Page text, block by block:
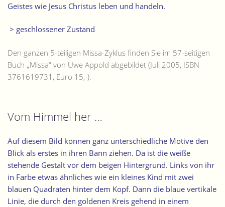
Geistes wie Jesus Christus leben und handeln.
> geschlossener Zustand
Den ganzen 5-teiligen Missa-Zyklus finden Sie im 57-seitigen
Buch „Missa“ von Uwe Appold abgebildet (Juli 2005, ISBN
3761619731, Euro 15,-).
Vom Himmel her …
Auf diesem Bild können ganz unterschiedliche Motive den
Blick als erstes in ihren Bann ziehen. Da ist die weiße
stehende Gestalt vor dem beigen Hintergrund. Links von ihr
in Farbe etwas ähnliches wie ein kleines Kind mit zwei
blauen Quadraten hinter dem Kopf. Dann die blaue vertikale
Linie, die durch den goldenen Kreis gehend in einem